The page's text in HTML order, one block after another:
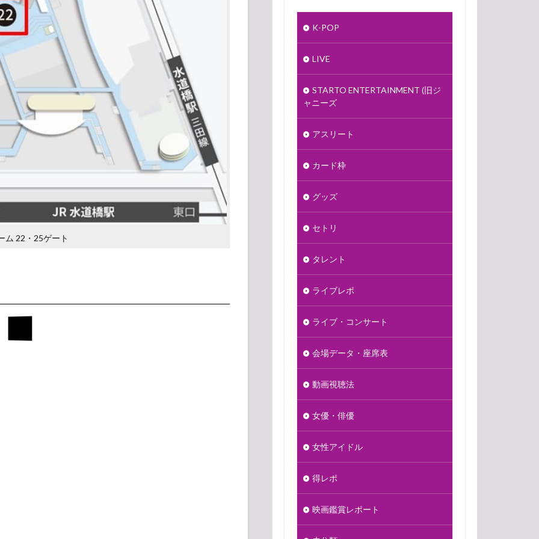
ム 22・25ゲート
K-POP
LIVE
STARTO ENTERTAINMENT (旧ジ
ャニーズ
アスリート
カード枠
グッズ
セトリ
タレント
ライブレポ
ライブ・コンサート
会場データ・座席表
動画視聴法
女優・俳優
女性アイドル
得レポ
映画鑑賞レポート